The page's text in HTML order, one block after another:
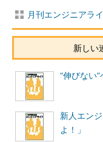
月刊エンジニアラ
新しい
“伸びない
新人エン
よ！」